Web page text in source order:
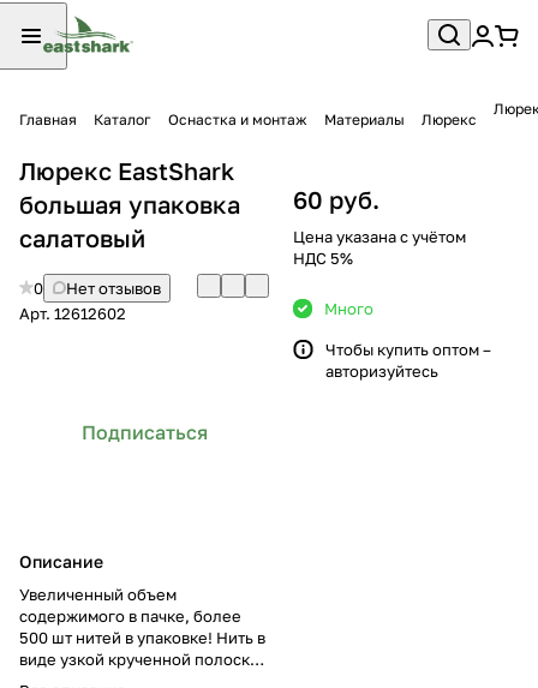
Главная Каталог Оснастка и монтаж Материалы Люрекс
Люрекс EastShark
большая упаковка
салатовый
0
Нет отзывов
Арт. 12612602
Подписаться
Описание
Увеличенный объем
содержимого в пачке, более
500 шт нитей в упаковке! Нить в
виде узкой крученной полоски
блестящей пленки, с
60 руб.
Цена указана с учётом
НДС 5%
Много
Чтобы купить оптом –
авторизуйтесь